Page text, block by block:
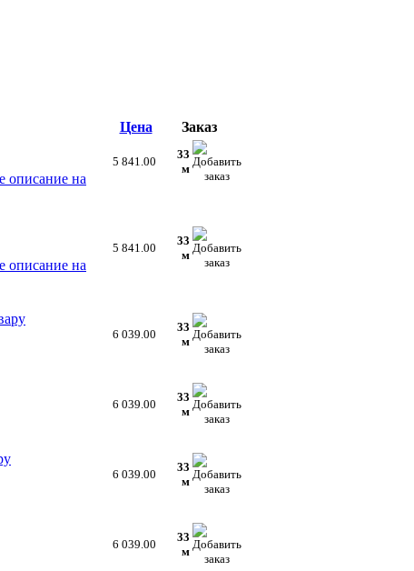
Цена
Заказ
описание на
5 841.00
33
м
описание на
5 841.00
33
м
6 039.00
33
м
6 039.00
33
м
6 039.00
33
м
6 039.00
33
м